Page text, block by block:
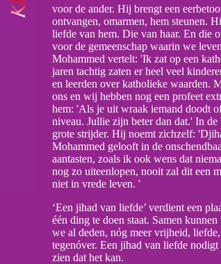
voor de ander. Hij brengt een
ontvangen, omarmen, hem steunen.
liefde van hem. Die van haar. En die
voor de gemeenschap waarin we
Mohammed vertelt: 'Ik zat op een
jaren tachtig zaten er heel veel
en leerden over katholieke waarden.
ons en wij hebben nog een profeet
hem: 'Als je uit wraak iemand doodt
niveau. Jullie zijn beter dan dat.' In
grote strijder. Hij noemt zichzelf:
Mohammed gelooft in de
aantasten, zoals ik ook wens dat
nog zo uiteenlopen, nooit zal dit een
niet in vrede leven. '
‘Een jihad van liefde’ verdient een
één ding te doen staat. Samen
we al deden, nóg meer vrijheid,
tegenóver. Een jihad van liefde
zien dat het kan.